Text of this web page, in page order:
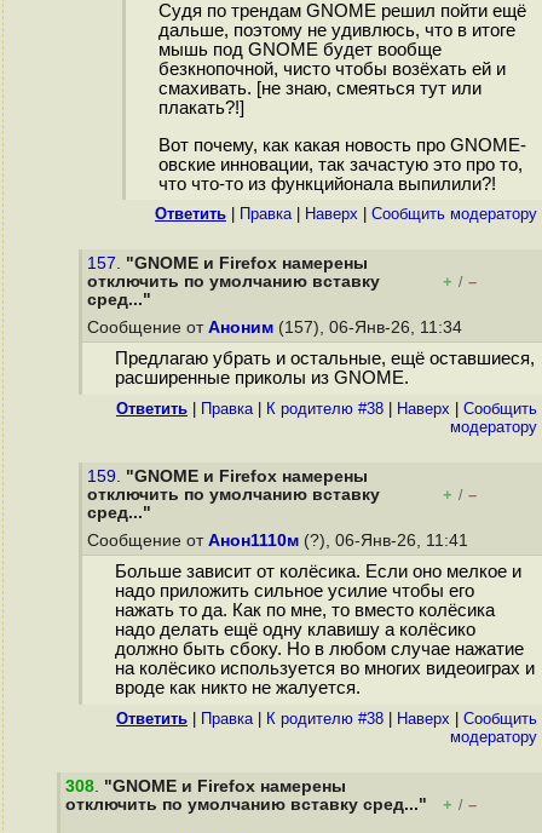
Судя по трендам GNOME решил пойти ещё
дальше, поэтому не удивлюсь, что в итоге
мышь под GNOME будет вообще
безкнопочной, чисто чтобы возёхать ей и
смахивать. [не знаю, смеяться тут или
плакать?!]
Вот почему, как какая новость про GNOME-
овские инновации, так зачастую это про то,
что что-то из функцийонала выпилили?!
Ответить Правка| Наверх Cообщить модератору
157. "GNOME и Firefox намерены
отключить по умолчанию вставку
сред..."
+ / –
Сообщение от Аноним (157), 06-Янв-26, 11:34
Предлагаю убрать и остальные, ещё оставшиеся,
расширенные приколы из GNOME.
Ответить Правка| К родителю #38 Наверх
Cообщить
модератору
159. "GNOME и Firefox намерены
отключить по умолчанию вставку
сред..."
+ / –
Сообщение от Анон1110м (?), 06-Янв-26, 11:41
Больше зависит от колёсика. Если оно мелкое и
надо приложить сильное усилие чтобы его
нажать то да. Как по мне, то вместо колёсика
надо делать ещё одну клавишу а колёсико
должно быть сбоку. Но в любом случае нажатие
на колёсико используется во многих видеоиграх и
вроде как никто не жалуется.
Ответить Правка| К родителю #38 Наверх
Cообщить
модератору
308. "GNOME и Firefox намерены
отключить по умолчанию вставку сред..."
+ / –